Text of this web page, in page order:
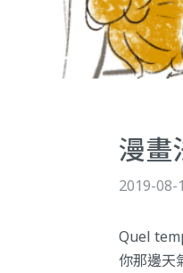
漫畫
2019-08-
Quel
你那邊天